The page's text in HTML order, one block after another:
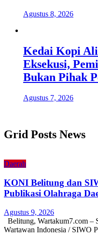
Agustus 8, 2026
Kedai Kopi
Eksekusi,
Bukan Pihak
Agustus 7, 2026
Grid Posts News
Daerah
KONI Belitung dan
Publikasi Olahraga
Agustus 9, 2026
Belitung, Wartakum7.com –
Wartawan Indonesia / SIWO